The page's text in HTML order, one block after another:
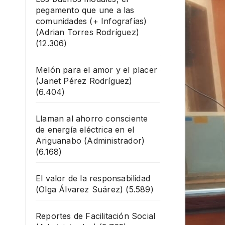
pegamento que une a las
comunidades (+ Infografías)
(Adrian Torres Rodríguez)
(12.306)
Melón para el amor y el placer
(Janet Pérez Rodríguez)
(6.404)
Llaman al ahorro consciente
de energía eléctrica en el
Ariguanabo (Administrador)
(6.168)
El valor de la responsabilidad
(Olga Álvarez Suárez) (5.589)
Reportes de Facilitación Social